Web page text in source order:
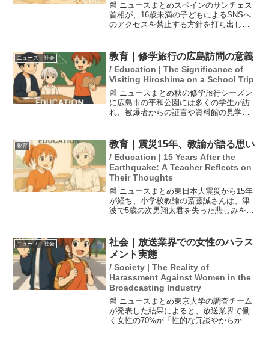
📰 ニュースまとめスペインのサンチェス
首相が、16歳未満の子どもによるSNSへ
のアクセスを禁止する方針を打ち出しま
義務付けられることも含まれています。
これにより、子ど...
ニュース・社会 教育｜修学旅行の広島訪問の意義
/ Education | The Significance of
Visiting Hiroshima on a School Trip
📰 ニュースまとめ秋の修学旅行シーズン
に広島市の平和公園には多くの学生が訪
れ、被爆者からの証言や資料館の見学を
旅行」の理念に基づいている。江口さん
は長崎で被爆し、重傷を負...
教育 教育｜震災15年、教諭が語る思い
/ Education | 15 Years After the
Earthquake: A Teacher Reflects on
Their Thoughts
📰 ニュースまとめ東日本大震災から15年
が経ち、小学校教諭の斎藤誠さんは、津
波で5歳の次男翔太君を失った悲しみを語
え子の姿に重ねる斎藤さん。震災の記憶
を風化させないた...
ニュース・社会
社会｜放送業界での女性のハラス
メント実態
/ Society | The Reality of
Harassment Against Women in the
Broadcasting Industry
📰 ニュースまとめ東京大学の調査チーム
が発表した結果によると、放送業界で働
く女性の70%が「性的な冗談やからか